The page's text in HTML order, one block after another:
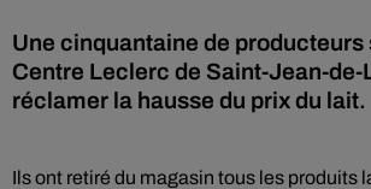
Une cinquantaine de producteurs
Centre Leclerc de Saint-Jean-
réclamer la hausse du prix du lait.
Ils ont retiré du magasin tous les produits